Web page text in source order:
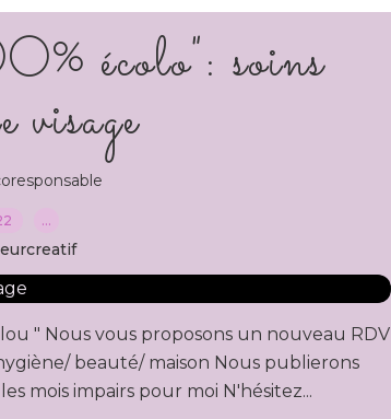
écolo": soins
visage
…
" Nous vous proposons un nouveau RDV
beauté/ maison Nous publierons
mois impairs pour moi N'hésitez...